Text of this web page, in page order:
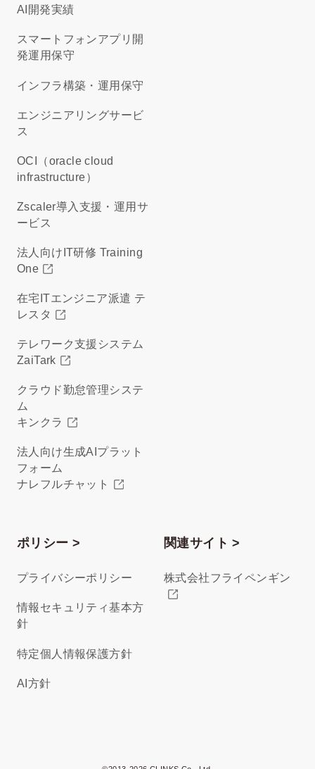
AI開発実績
スマートフォンアプリ開
発運用保守
インフラ構築・運用保守
エンジニアリングサービ
ス
OCI（oracle cloud
infrastructure）
Zscaler導入支援・運用サ
ービス
法人向けIT研修 Training
One
在宅ITエンジニア派遣 テ
レスタ
テレワーク支援システム
ZaiTark
クラウド勤怠管理システ
ム
キンクラ
法人向け生成AIプラット
フォーム
ナレフルチャット
ポリシー >
プライバシーポリシー
情報セキュリティ基本方
針
特定個人情報保護方針
AI方針
関連サイト >
株式会社フライペンギン